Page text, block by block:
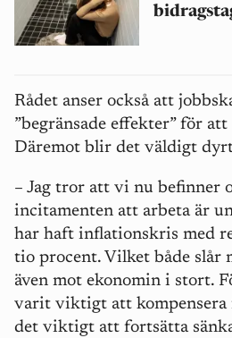
Rådet anser också att
”begränsade effekter” för
Däremot blir det väldigt
– Jag tror att vi nu befinner
incitamenten att arbeta är
har haft inflationskris med
tio procent. Vilket både slår
även mot ekonomin i stort.
varit viktigt att kompensera
det viktigt att fortsätta